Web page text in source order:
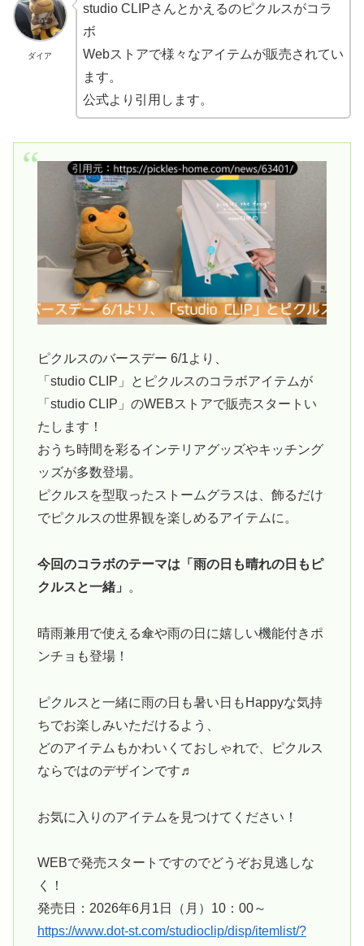
ダイア
studio CLIPさんとかえるのピクルスがコラ
ボ
Webストアで様々なアイテムが販売されてい
ます。
公式より引用します。
ピクルスのバースデー 6/1より、
「studio CLIP」とピクルスのコラボアイテムが
「studio CLIP」のWEBストアで販売スタートい
たします！
おうち時間を彩るインテリアグッズやキッチング
ッズが多数登場。
ピクルスを型取ったストームグラスは、飾るだけ
でピクルスの世界観を楽しめるアイテムに。
今回のコラボのテーマは「雨の日も晴れの日もピ
クルスと一緒」
。
晴雨兼用で使える傘や雨の日に嬉しい機能付きポ
ンチョも登場！
ピクルスと一緒に雨の日も暑い日もHappyな気持
ちでお楽しみいただけるよう、
どのアイテムもかわいくておしゃれで、ピクルス
ならではのデザインです♬
お気に入りのアイテムを見つけてください！
WEBで発売スタートですのでどうぞお見逃しな
く！
発売日：2026年6月1日（月）10：00～
https://www.dot-st.com/studioclip/disp/itemlist/?